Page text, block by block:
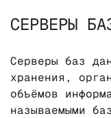
СЕРВЕРЫ
Серверы баз
хранения,
объёмов
называемыми